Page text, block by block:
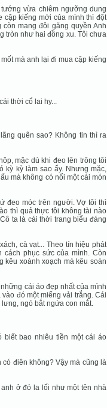
vừa chiêm ngưỡng dung
cặp kiếng mới của mình thì đột
mang đôi găng quyền Anh
tròn như hai đồng xu. Tôi chưa
mà anh lại đi mua cặp kiếng
thời cổ lai hy...
quên sao? Không tin thì ra
mặc dù khi đeo lên trông tôi
kỳ kỳ làm sao ấy. Nhưng mặc,
mà không có nổi một cái món
đeo móc trên người. Vợ tôi thì
thì quả thực tôi không tài nào
ta là cái thời trang biểu đáng
cà vạt... Theo tín hiệu phát
phục sức của mình. Còn
kêu xoành xoạch mà kêu soàn
cái áo đẹp nhất của mình
đó một miếng vải trắng. Cái
ngó bắt ngứa con mắt.
biết bao nhiêu tiền một cái áo
điên không? Vậy mà cũng là
ở đó la lối như một tên nhà